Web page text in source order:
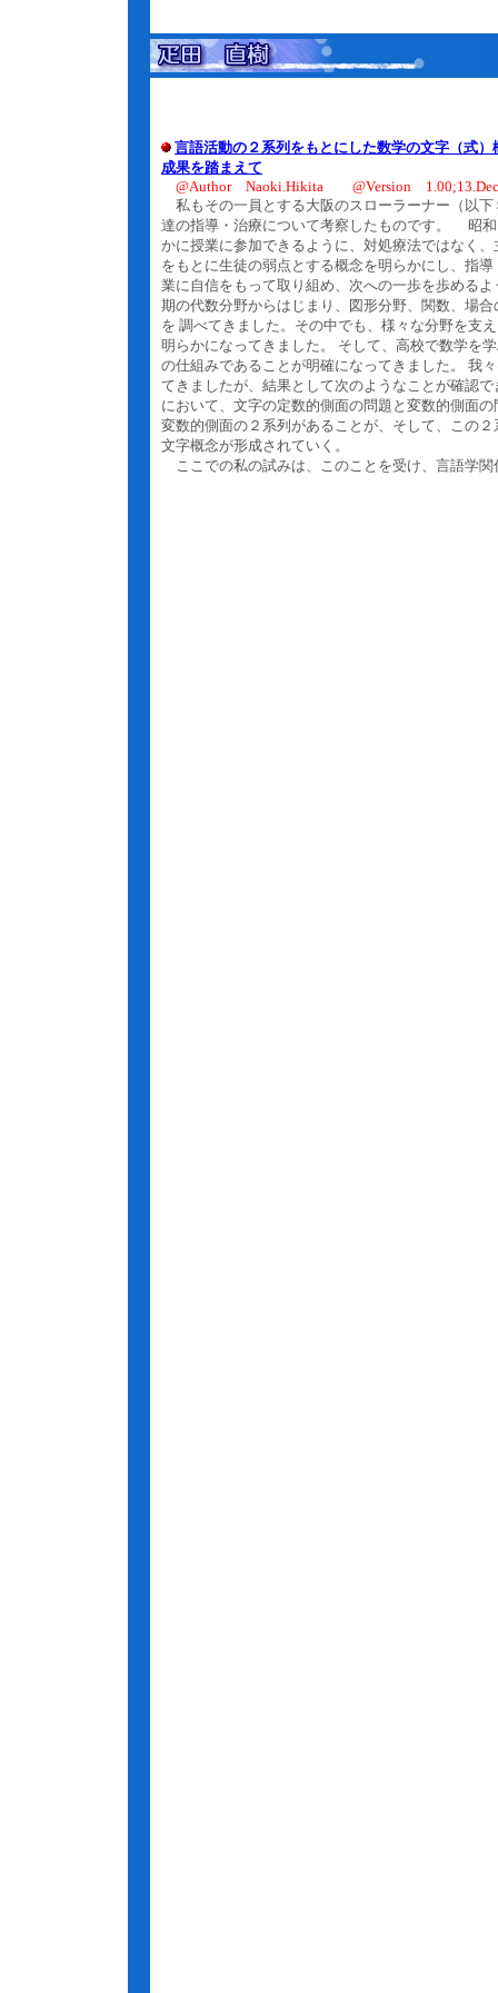
言語活動の２系列をもとにした数学の文字（式
成果を踏まえて
@Author Naoki.Hikita @Version
私もその一員とする大阪のスローラーナー（以
達の指導・治療について考察したものです。 昭
かに授業に参加できるように、対処療法ではなく
をもとに生徒の弱点とする概念を明らかにし、指
業に自信をもって取り組め、次への一歩を歩める
期の代数分野からはじまり、図形分野、関数、場
を 調べてきました。その中でも、様々な分野を支
明らかになってきました。 そして、高校で数学を
の仕組みであることが明確になってきました。 我
てきましたが、結果として次のようなことが確認
において、文字の定数的側面の問題と変数的側面
変数的側面の２系列があることが、そして、この
文字概念が形成されていく。
ここでの私の試みは、このことを受け、言語学